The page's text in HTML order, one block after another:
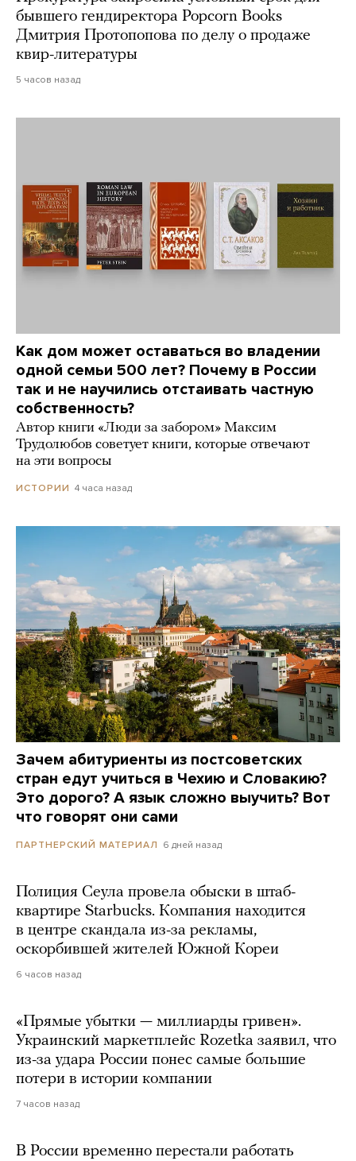
бывшего гендиректора Popcorn Books
Дмитрия Протопопова по делу о продаже
квир-литературы
5 часов назад
Как дом может оставаться во владении
одной семьи 500 лет? Почему в России
так и не научились отстаивать частную
собственность?
Автор книги «Люди за забором» Максим
Трудолюбов советует книги, которые отвечают
на эти вопросы
ИСТОРИИ 4 часа назад
Зачем абитуриенты из постсоветских
стран едут учиться в Чехию и Словакию?
Это дорого? А язык сложно выучить? Вот
что говорят они сами
ПАРТНЕРСКИЙ МАТЕРИАЛ 6 дней назад
Полиция Сеула провела обыски в штаб-
квартире Starbucks. Компания находится
в центре скандала из-за рекламы,
оскорбившей жителей Южной Кореи
6 часов назад
«Прямые убытки — миллиарды гривен».
Украинский маркетплейс Rozetka заявил, что
из-за удара России понес самые большие
потери в истории компании
7 часов назад
В России временно перестали работать